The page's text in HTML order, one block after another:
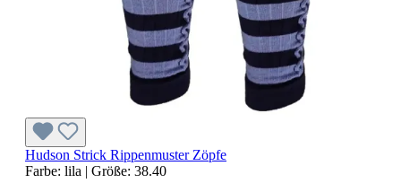
Hudson Strick Rippenmuster Zöpfe
Farbe: lila | Größe: 38.40